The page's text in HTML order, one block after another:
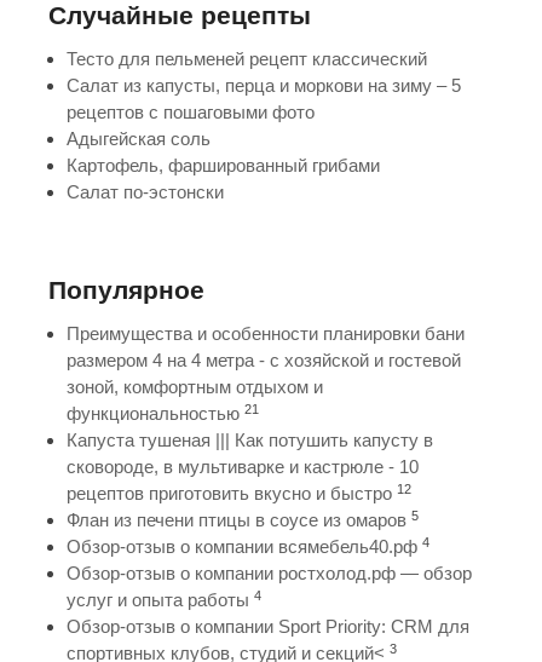
Случайные рецепты
Тесто для пельменей рецепт классический
Салат из капусты, перца и моркови на зиму – 5
рецептов с пошаговыми фото
Адыгейская соль
Картофель, фаршированный грибами
Салат по-эстонски
Популярное
Преимущества и особенности планировки бани
размером 4 на 4 метра - с хозяйской и гостевой
зоной, комфортным отдыхом и
функциональностью 21
Капуста тушеная ||| Как потушить капусту в
сковороде, в мультиварке и кастрюле - 10
рецептов приготовить вкусно и быстро 12
Флан из печени птицы в соусе из омаров 5
Обзор-отзыв о компании всямебель40.рф 4
Обзор-отзыв о компании ростхолод.рф — обзор
услуг и опыта работы 4
Обзор-отзыв о компании Sport Priority: CRM для
спортивных клубов, студий и секций< 3